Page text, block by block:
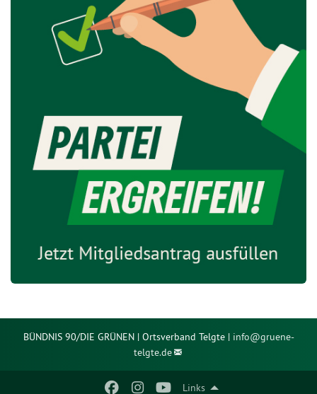
Links
BÜNDNIS 90/DIE GRÜNEN | Ortsverband Telgte | info@gruene-
telgte.de